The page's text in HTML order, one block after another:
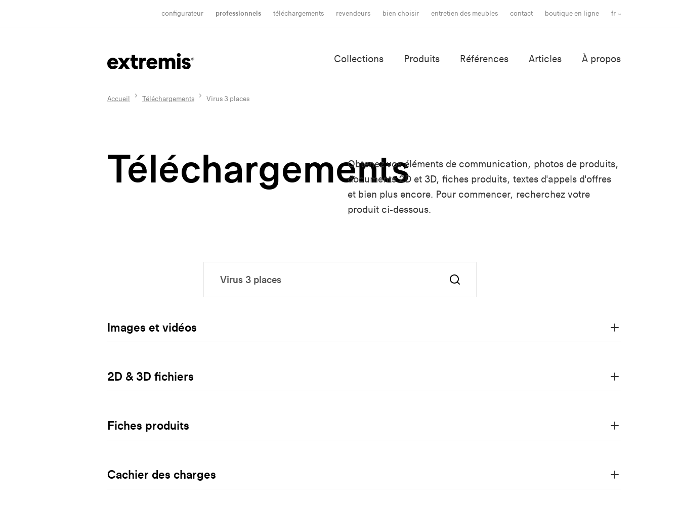
configurateur professionnels téléchargements revendeurs bien choisir entretien des meubles contact boutique en ligne fr
Collections Produits Références Articles À propos
Accueil Téléchargements Virus 3 places
TéléchargementsObtenez vos éléments de communication, photos de produits,
documents 2D et 3D, fiches produits, textes d'appels d'offres
et bien plus encore. Pour commencer, recherchez votre
produit ci-dessous.
Images et vidéos
2D & 3D fichiers
Fiches produits
Cachier des charges